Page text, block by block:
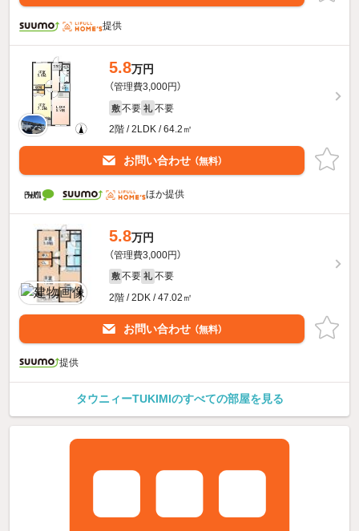
提供
5.8万円
（管理費3,000円）
敷 不要 礼 不要
2階 / 2LDK / 64.2㎡
お問い合わせ （無料）
ほか提供
5.8万円
（管理費3,000円）
敷 不要 礼 不要
2階 / 2DK / 47.02㎡
お問い合わせ （無料）
提供
タウニィーTUKIMIのすべての部屋を見る